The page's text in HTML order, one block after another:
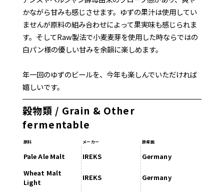
かながら甘みも感じさせます。ゆずの果汁は使用してい
ませんが原料の組み合わせによって果実味も感じられま
す。そしてRaw製法で小麦麦芽を使用した時ならではの
白パン様の優しい甘みを余韻に楽しめます。
年一回のゆずのビールを、今年も楽しんでいただければ
嬉しいです。
穀物類 / Grain & Other
fermentable
原料 メーカー 原産国
Pale Ale Malt IREKS
Germany
Wheat Malt
Light
IREKS Germany